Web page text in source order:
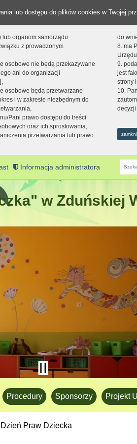
lub dostępu do plików cookies w Twojej
lub organom samorządu
z prowadzonym
osobowe nie będą przekazywane
ani do organizacji
osobowe będą przetwarzane
i w zakresie niezbędnym do
Pani prawo dostępu do treści
oraz ich sprostowania,
przetwarzania lub prawo
do
8. ma
9.
jest
strony
10.
decyzji
Informacja administratora
Fraza
w Zduńskiej
Procedury Sponsorzy Projekt
Dzień Praw Dziecka